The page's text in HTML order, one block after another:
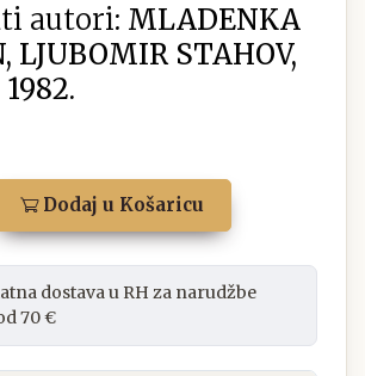
autori: MLADENKA
LJUBOMIR STAHOV,
Dodaj u Košaricu
dostava u RH za narudžbe
70 €